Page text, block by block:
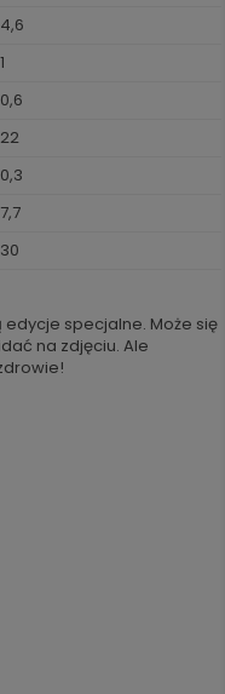
4,6
1
0,6
22
0,3
7,7
30
specjalne. Może się
na zdjęciu. Ale